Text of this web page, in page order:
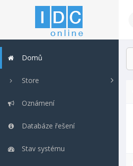
Domů
Store
Oznámení
Databáze řešení
Stav systému